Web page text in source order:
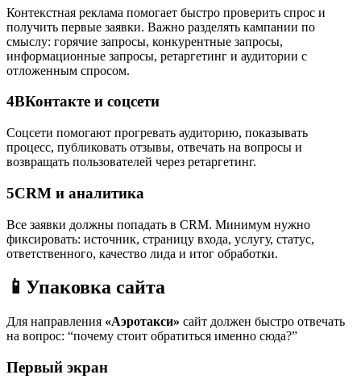
Контекстная реклама помогает быстро проверить спрос и
получить первые заявки. Важно разделять кампании по
смыслу: горячие запросы, конкурентные запросы,
информационные запросы, ретаргетинг и аудитории с
отложенным спросом.
4ВКонтакте и соцсети
Соцсети помогают прогревать аудиторию, показывать
процесс, публиковать отзывы, отвечать на вопросы и
возвращать пользователей через ретаргетинг.
5CRM и аналитика
Все заявки должны попадать в CRM. Минимум нужно
фиксировать: источник, страницу входа, услугу, статус,
ответственного, качество лида и итог обработки.
📱 Упаковка сайта
Для направления «Аэротакси» сайт должен быстро отвечать
на вопрос: “почему стоит обратиться именно сюда?”
Первый экран